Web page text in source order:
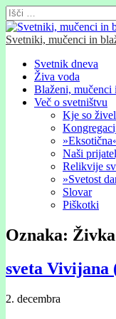
Išči:
Svetniki, mučenci in
Glavni
meni
Skip
content
Svetnik dneva
Živa voda
Blaženi, mučenci
Več o svetništvu
Kje so
Naši
Relikvije
»Svetost
Slovar
Piškotki
Oznaka: Živka
sveta Vivijana
2. decembra